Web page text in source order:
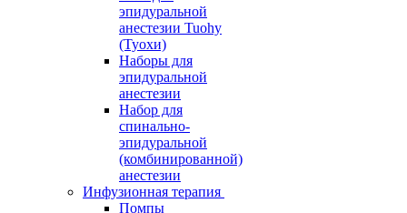
эпидуральной
анестезии Tuohy
(Туохи)
Наборы для
эпидуральной
анестезии
Набор для
спинально-
эпидуральной
(комбинированной)
анестезии
Инфузионная терапия
Помпы